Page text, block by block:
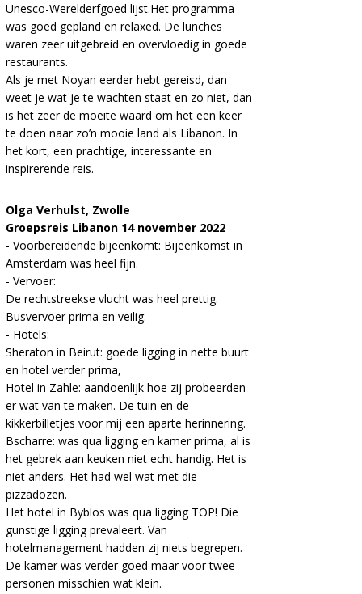
Unesco-Werelderfgoed lijst.Het programma
was goed gepland en relaxed. De lunches
waren zeer uitgebreid en overvloedig in goede
restaurants.
Als je met Noyan eerder hebt gereisd, dan
weet je wat je te wachten staat en zo niet, dan
is het zeer de moeite waard om het een keer
te doen naar zo’n mooie land als Libanon. In
het kort, een prachtige, interessante en
inspirerende reis.
Olga Verhulst, Zwolle
Groepsreis Libanon 14 november 2022
- Voorbereidende bijeenkomt: Bijeenkomst in
Amsterdam was heel fijn.
- Vervoer:
De rechtstreekse vlucht was heel prettig.
Busvervoer prima en veilig.
- Hotels:
Sheraton in Beirut: goede ligging in nette buurt
en hotel verder prima,
Hotel in Zahle: aandoenlijk hoe zij probeerden
er wat van te maken. De tuin en de
kikkerbilletjes voor mij een aparte herinnering.
Bscharre: was qua ligging en kamer prima, al is
het gebrek aan keuken niet echt handig. Het is
niet anders. Het had wel wat met die
pizzadozen.
Het hotel in Byblos was qua ligging TOP! Die
gunstige ligging prevaleert. Van
hotelmanagement hadden zij niets begrepen.
De kamer was verder goed maar voor twee
personen misschien wat klein.